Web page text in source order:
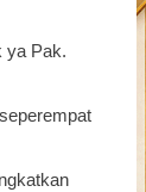
ya Pak.